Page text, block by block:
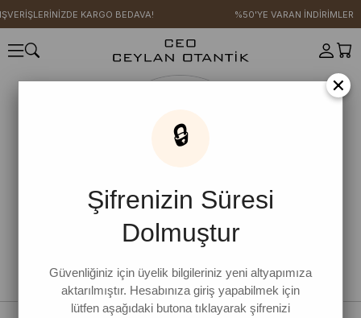
KARGO BEDAVA! %50'YE VARAN İNDİRİMLER
×
🔒
Şifrenizin Süresi
Dolmuştur
Güvenliğiniz için üyelik bilgileriniz yeni altyapımıza
aktarılmıştır. Hesabınıza giriş yapabilmek için
lütfen aşağıdaki butona tıklayarak şifrenizi